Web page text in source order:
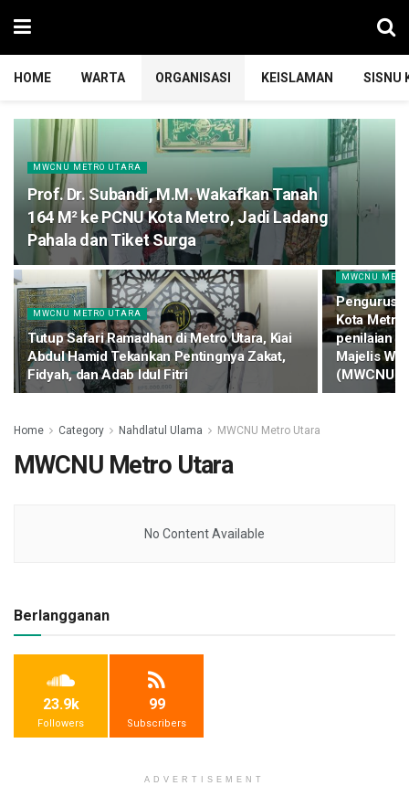
HOME WARTA ORGANISASI KEISLAMAN SISNU
MWCNU METRO UTARA
Prof. Dr. Subandi, M.M. Wakafkan Tanah
164 M² ke PCNU Kota Metro, Jadi Ladang
Pahala dan Tiket Surga
MWCNU METRO UTARA
Tutup Safari Ramadhan di Metro Utara, Kiai
Abdul Hamid Tekankan Pentingnya Zakat,
Fidyah, dan Adab Idul Fitri
MWCNU
Pengurus
Kota Metro
penilaian
Majelis
(MWCNU)
Home Category Nahdlatul Ulama MWCNU Metro Utara
MWCNU Metro Utara
No Content Available
Berlangganan
23.9k
Followers
99
Subscribers
ADVERTISEMENT